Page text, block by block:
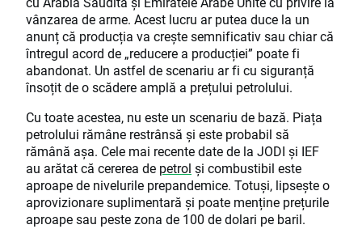
vânzarea de arme. Acest lucru ar putea duce la un
anunț că producția va crește semnificativ sau chiar că
întregul acord de „reducere a producției” poate fi
abandonat. Un astfel de scenariu ar fi cu siguranță
însoțit de o scădere amplă a prețului petrolului.
Cu toate acestea, nu este un scenariu de bază. Piața
petrolului rămâne restrânsă și este probabil să
rămână așa. Cele mai recente date de la JODI și IEF
au arătat că cererea de petrol și combustibil este
aproape de nivelurile prepandemice. Totuși, lipsește o
aprovizionare suplimentară și poate menține prețurile
aproape sau peste zona de 100 de dolari pe baril.